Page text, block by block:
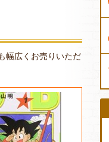
広くお売りいただ